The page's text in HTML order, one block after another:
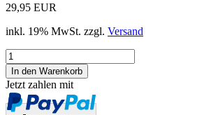
29,95 EUR
inkl. 19% MwSt. zzgl. Versand
Jetzt zahlen mit